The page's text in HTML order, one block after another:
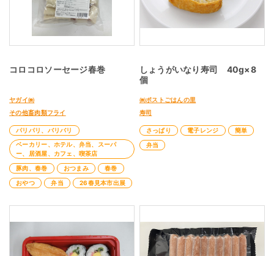
コロコロソーセージ春巻
ヤガイ㈱
その他畜肉類フライ
パリパリ、バリバリ
ベーカリー、ホテル、弁当、スーパ
ー、居酒屋、カフェ、喫茶店
豚肉、春巻
おつまみ
春巻
おやつ
弁当 26春見本市出展
しょうがいなり寿司 40g×8
個
㈱ポストごはんの里
寿司
さっぱり 電子レンジ
簡単
弁当